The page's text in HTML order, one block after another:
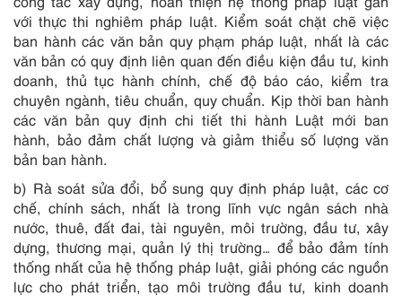
với thực thi nghiêm pháp luật. Kiểm soát chặt chẽ việc
ban hành các văn bản quy phạm pháp luật, nhất là các
văn bản có quy định liên quan đến điều kiện đầu tư, kinh
doanh, thủ tục hành chính, chế độ báo cáo, kiểm tra
chuyên ngành, tiêu chuẩn, quy chuẩn. Kịp thời ban hành
các văn bản quy định chi tiết thi hành Luật mới ban
hành, bảo đảm chất lượng và giảm thiểu số lượng văn
bản ban hành.
b) Rà soát sửa đổi, bổ sung quy định pháp luật, các cơ
chế, chính sách, nhất là trong lĩnh vực ngân sách nhà
nước, thuê, đất đai, tài nguyên, môi trường, đầu tư, xây
dựng, thương mại, quản lý thị trường… để bảo đảm tính
thống nhất của hệ thống pháp luật, giải phóng các nguồn
lực cho phát triển, tạo môi trường đầu tư, kinh doanh